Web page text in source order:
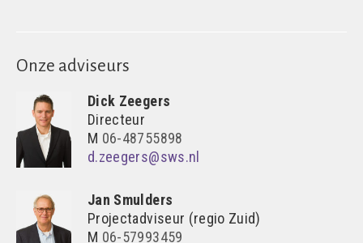
Onze adviseurs
Dick Zeegers
Directeur
M 06-48755898
d.zeegers@sws.nl
Jan Smulders
Projectadviseur (regio Zuid)
M 06-57993459